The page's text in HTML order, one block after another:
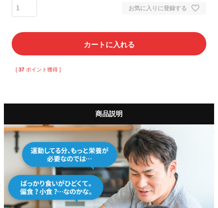
お気に入りに登録する
カートに入れる
[ 37 ポイント獲得 ]
商品説明